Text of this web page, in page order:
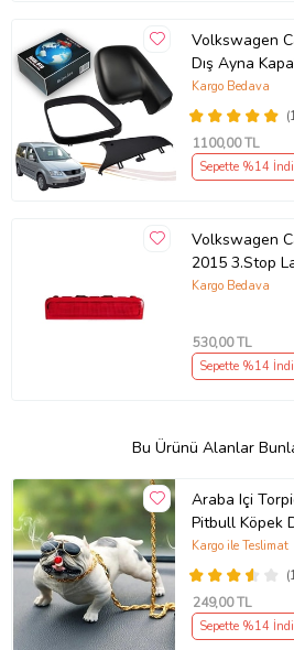
Volkswagen
Dış Ayna
7E18575289 B9
Kargo Bedava
1100,00 TL
Sepette %14
Volkswagen Caddy
2015 3.Stop
Kargo Bedava
530,00 TL
Sepette %14
Bu Ürünü Alanlar
Araba Içi
Pitbull Köpek
Kargo ile Teslimat
249,00 TL
Sepette %14